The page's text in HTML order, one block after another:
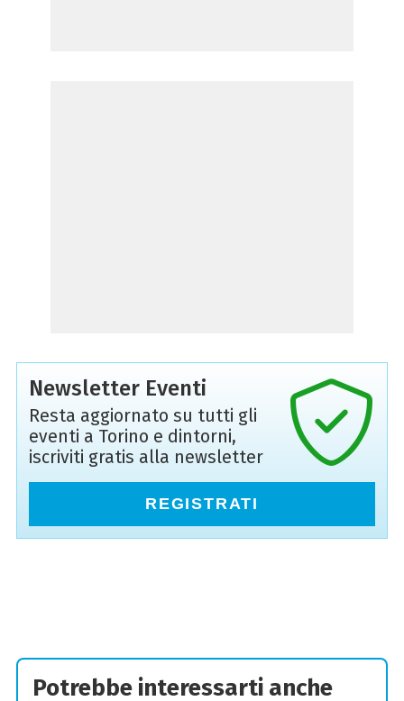
Newsletter Eventi
Resta aggiornato su tutti gli
eventi a Torino e dintorni,
iscriviti gratis alla newsletter
REGISTRATI
Potrebbe interessarti anche